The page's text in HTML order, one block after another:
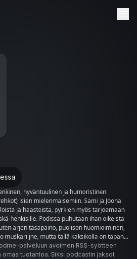
hyväntuulinen ja humoristinen
mielenmaisemiin. Sami ja Joona
ja haasteista, pyrkien myös tarjoamaan
puhutaan ihan oikeista
arjen tasapaino, puolison huomioiminen,
muskari jne, mutta tällä kaksikolla on tapana
palveluun avoimen RSS-syötteen
tuotantoa. Siksi podcastin jaksot